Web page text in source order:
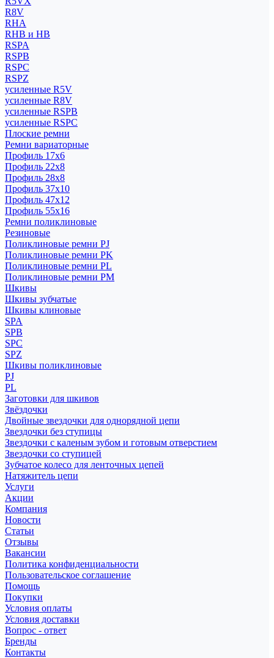
R8V
RHA
RHB и HB
RSPA
RSPB
RSPC
RSPZ
усиленные R5V
усиленные R8V
усиленные RSPB
усиленные RSPC
Плоские ремни
Ремни вариаторные
Профиль 17x6
Профиль 22x8
Профиль 28x8
Профиль 37x10
Профиль 47x12
Профиль 55x16
Ремни поликлиновые
Резиновые
Поликлиновые ремни PJ
Поликлиновые ремни PK
Поликлиновые ремни PL
Поликлиновые ремни PM
Шкивы
Шкивы зубчатые
Шкивы клиновые
SPA
SPB
SPC
SPZ
Шкивы поликлиновые
PJ
PL
Заготовки для шкивов
Звёздочки
Двойные звездочки для однорядной цепи
Звездочки без ступицы
Звездочки с каленым зубом и готовым отверстием
Звездочки со ступицей
Зубчатое колесо для ленточных цепей
Натяжитель цепи
Услуги
Акции
Компания
Новости
Статьи
Отзывы
Вакансии
Политика конфиденциальности
Пользовательское соглашение
Помощь
Покупки
Условия оплаты
Условия доставки
Вопрос - ответ
Бренды
Контакты